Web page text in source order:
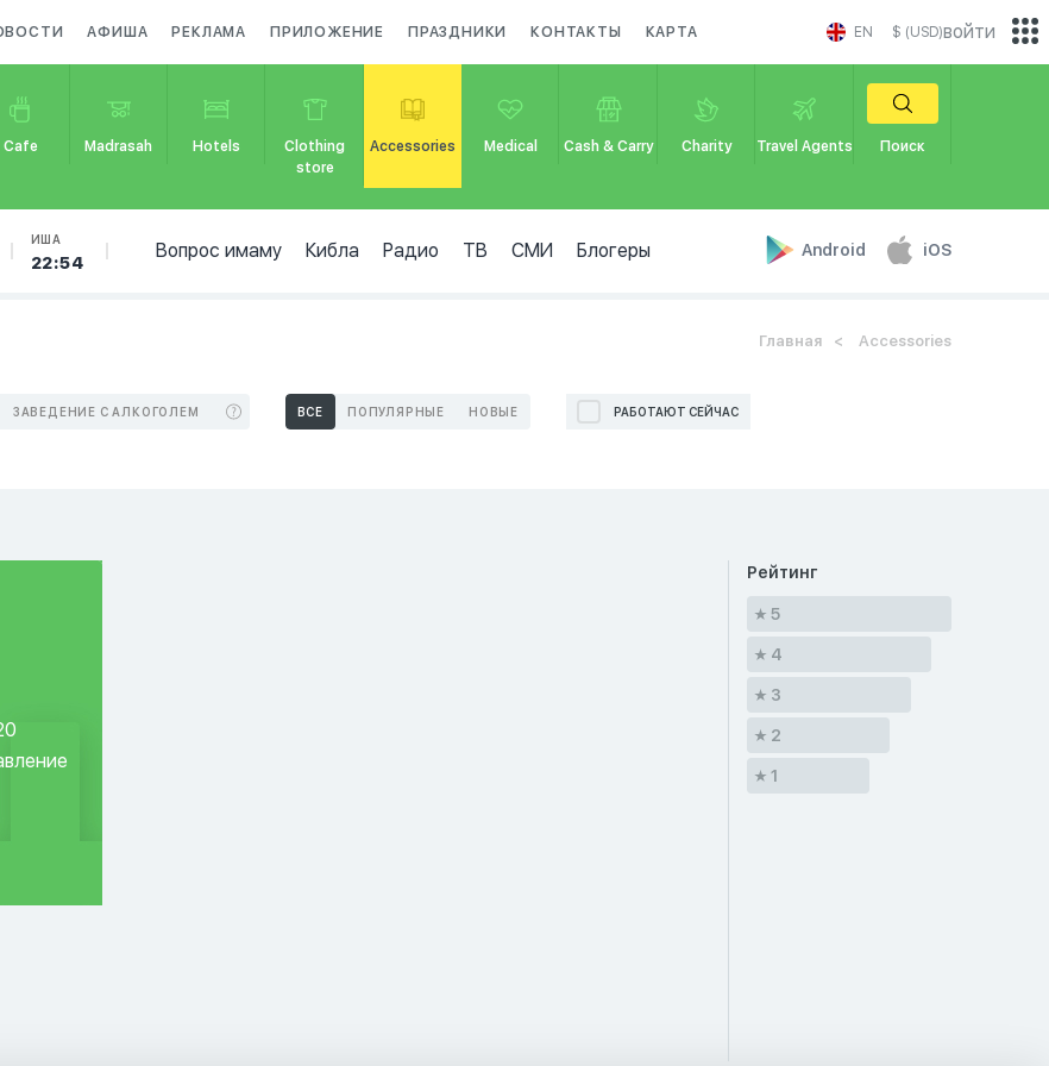
АФИША РЕКЛАМА ПРИЛОЖЕНИЕ ПРАЗДНИКИ КОНТАКТЫ КАРТА EN $ (USD)
Cafe Madrasah Hotels
Clothing
store
Accessories Medical Cash & Carry Charity Travel Agents Поиск
ИША
22:54
Вопрос имаму Кибла Радио ТВ СМИ Блогеры Android iOS
войти
Главная Accessories
ЗАВЕДЕНИЕ С АЛКОГОЛЕМ ВСЕ ПОПУЛЯРНЫЕ НОВЫЕ РАБОТАЮТ СЕЙЧАС
Рейтинг
5
4
3
2
1